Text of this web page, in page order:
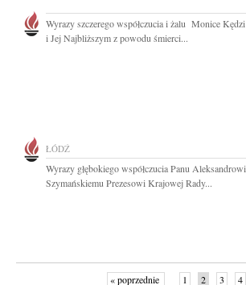
Wyrazy szczerego współczucia i żalu Monice Kędzi
i Jej Najbliższym z powodu śmierci...
ŁÓDŹ
Wyrazy głębokiego współczucia Panu Aleksandrowi
Szymańskiemu Prezesowi Krajowej Rady...
« poprzednie 1 2 3 4